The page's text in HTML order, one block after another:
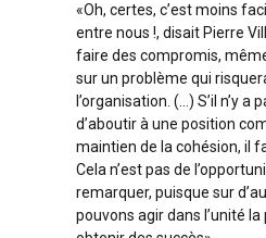
«Oh, certes, c’est moins
entre nous !, disait Pierre
faire des compromis,
sur un problème qui
l’organisation. (…) S’il n’y a
d’aboutir à une position
maintien de la cohésion, il
Cela n’est pas de
remarquer, puisque sur
pouvons agir dans l’unité